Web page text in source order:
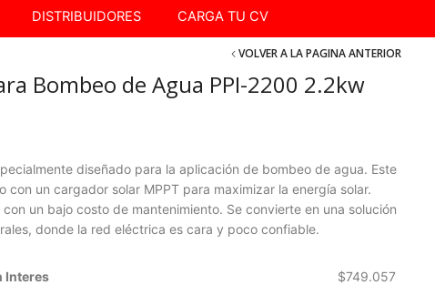
DISTRIBUIDORES CARGA TU CV
VOLVER A LA PAGINA ANTERIOR
Bombeo de Agua PPI-2200 2.2kw
diseñado para la aplicación de bombeo de agua. Este
con un cargador solar MPPT para maximizar la energía solar.
un bajo costo de mantenimiento. Se convierte en una solución
donde la red eléctrica es cara y poco confiable.
Interes $749.057